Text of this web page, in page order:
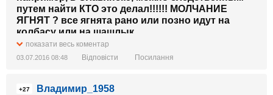
путем найти КТО это делал!!!!!! МОЛЧАНИЕ
ЯГНЯТ ? все ягнята рано или позно идут на
колбасу или на шашлык
показати весь коментар
03.07.2016 08:48 Відповісти Посилання
+27
Владимир_1958